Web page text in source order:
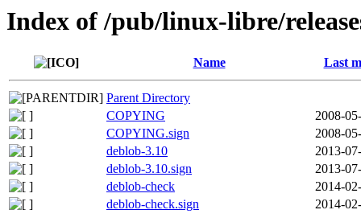
Index of /pub/linux-libre/
Name Last
Parent Directory
COPYING
2008-
COPYING.sign
2008-
deblob-3.10
2013-
deblob-3.10.sign
2013-
deblob-check
2014-
deblob-check.sign
2014-